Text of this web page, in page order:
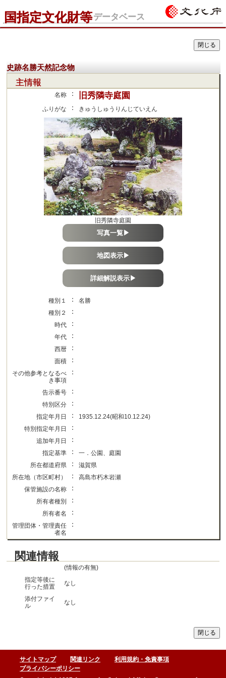
国指定文化財等データベース
史跡名勝天然記念物
主情報
名称 ： 旧秀隣寺庭園
ふりがな ： きゅうしゅうりんじていえん
旧秀隣寺庭園
写真一覧▶
地図表示▶
詳細解説表示▶
種別１ ：
名勝
種別２
：
時代 ：
年代 ：
西暦 ：
面積 ：
その他参考となるべ
き事項
：
告示番号 ：
特別区分 ：
指定年月日 ：
1935.12.24(昭和10.12.24)
特別指定年月日
：
追加年月日 ：
指定基準 ：
一．公園、庭園
所在都道府県
：
滋賀県
所在地（市区町村）
：
高島市朽木岩瀬
保管施設の名称
：
所有者種別 ：
所有者名 ：
管理団体・管理責任
者名
：
関連情報
(情報の有無)
指定等後に
行った措置
なし
添付ファイ
ル
なし
サイトマップ 関連リンク
利用規約・免責事項
プライバシーポリシー